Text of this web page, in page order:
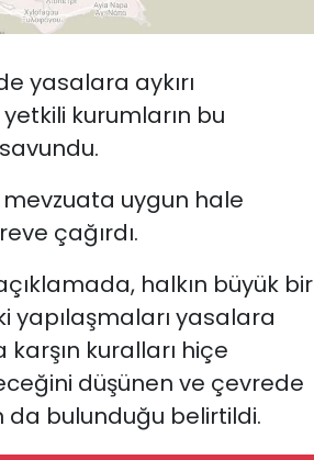
yasalara aykırı
kurumların bu
mevzuata uygun hale
çağırdı.
halkın büyük bir
yapılaşmaları yasalara
kuralları hiçe
düşünen ve çevrede
da bulunduğu belirtildi.